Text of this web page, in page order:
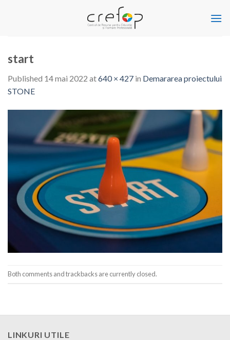
start
Published 14 mai 2022 at640 × 427 in Demararea proiectului
STONE
Both comments and trackbacks are currently closed.
LINKURI UTILE